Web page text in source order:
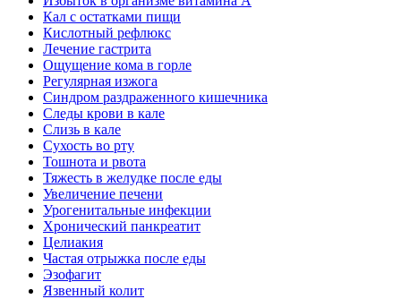
Кал с остатками пищи
Кислотный рефлюкс
Лечение гастрита
Ощущение кома в горле
Регулярная изжога
Синдром раздраженного кишечника
Следы крови в кале
Слизь в кале
Сухость во рту
Тошнота и рвота
Тяжесть в желудке после еды
Увеличение печени
Урогенитальные инфекции
Хронический панкреатит
Целиакия
Частая отрыжка после еды
Эзофагит
Язвенный колит